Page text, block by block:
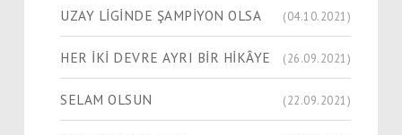
UZAY LİGİNDE ŞAMPİYON OLSA (04.10.2021)
HER İKİ DEVRE AYRI BİR HİKÂYE (26.09.2021)
SELAM OLSUN (22.09.2021)